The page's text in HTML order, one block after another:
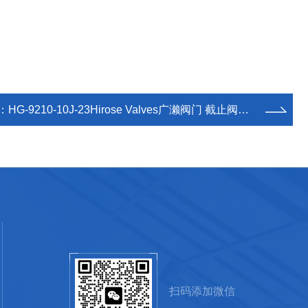
HG-9210-10J-23Hirose Valves广濑阀门 截止阀门 太原
扫码添加微信